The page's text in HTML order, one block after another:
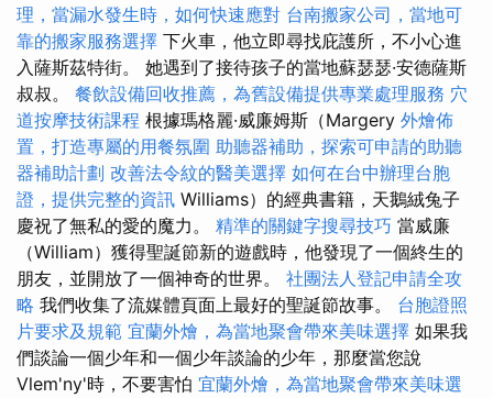
理，當漏水發生時，如何快速應對 台南搬家公司，當地可
靠的搬家服務選擇 下火車，他立即尋找庇護所，不小心進
入薩斯茲特街。 她遇到了接待孩子的當地蘇瑟瑟·安德薩斯
叔叔。 餐飲設備回收推薦，為舊設備提供專業處理服務 穴
道按摩技術課程 根據瑪格麗·威廉姆斯（Margery 外燴佈
置，打造專屬的用餐氛圍 助聽器補助，探索可申請的助聽
器補助計劃 改善法令紋的醫美選擇 如何在台中辦理台胞
證，提供完整的資訊 Williams）的經典書籍，天鵝絨兔子
慶祝了無私的愛的魔力。 精準的關鍵字搜尋技巧 當威廉
（William）獲得聖誕節新的遊戲時，他發現了一個終生的
朋友，並開放了一個神奇的世界。 社團法人登記申請全攻
略 我們收集了流媒體頁面上最好的聖誕節故事。 台胞證照
片要求及規範 宜蘭外燴，為當地聚會帶來美味選擇 如果我
們談論一個少年和一個少年談論的少年，那麼當您說
Vlem'ny'時，不要害怕 宜蘭外燴，為當地聚會帶來美味選